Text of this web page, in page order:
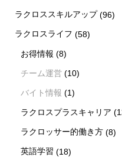
ラクロススキルアップ(96)
ラクロスライフ (58)
お得情報 (8)
チーム運営 (10)
バイト情報 (1)
ラクロスプラスキャリア
ラクロッサー的働き方 (8)
英語学習 (18)